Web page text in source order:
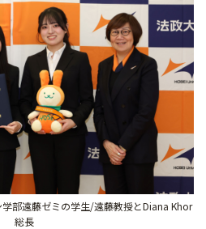
部遠藤ゼミの学生/遠藤教授とDiana Khor
総長